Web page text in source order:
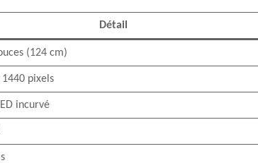
Détail
(124 cm)
1440 pixels
incurvé